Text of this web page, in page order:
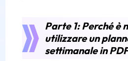
Parte 1: Perché è
utilizzare un
settimanale in